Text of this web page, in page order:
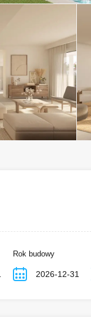
Rok budowy
2026-12-31